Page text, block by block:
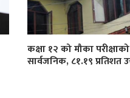
कक्षा १२ को मौका
सार्वजनिक, ८१.१९ प्रतिशत